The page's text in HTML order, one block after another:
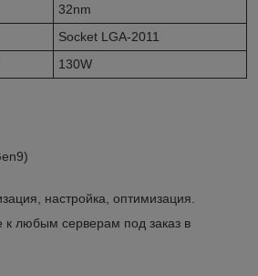
32nm
Socket LGA-2011
130W
настройка, оптимизация.
любым серверам под заказ в